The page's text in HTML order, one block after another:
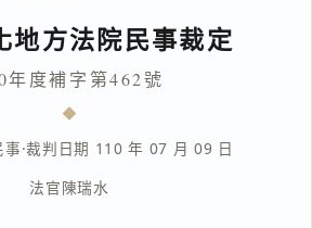
地方法院民事裁定
年度補字第462號
事·裁判日期 110 年 07 月 09 日
法官陳瑞水